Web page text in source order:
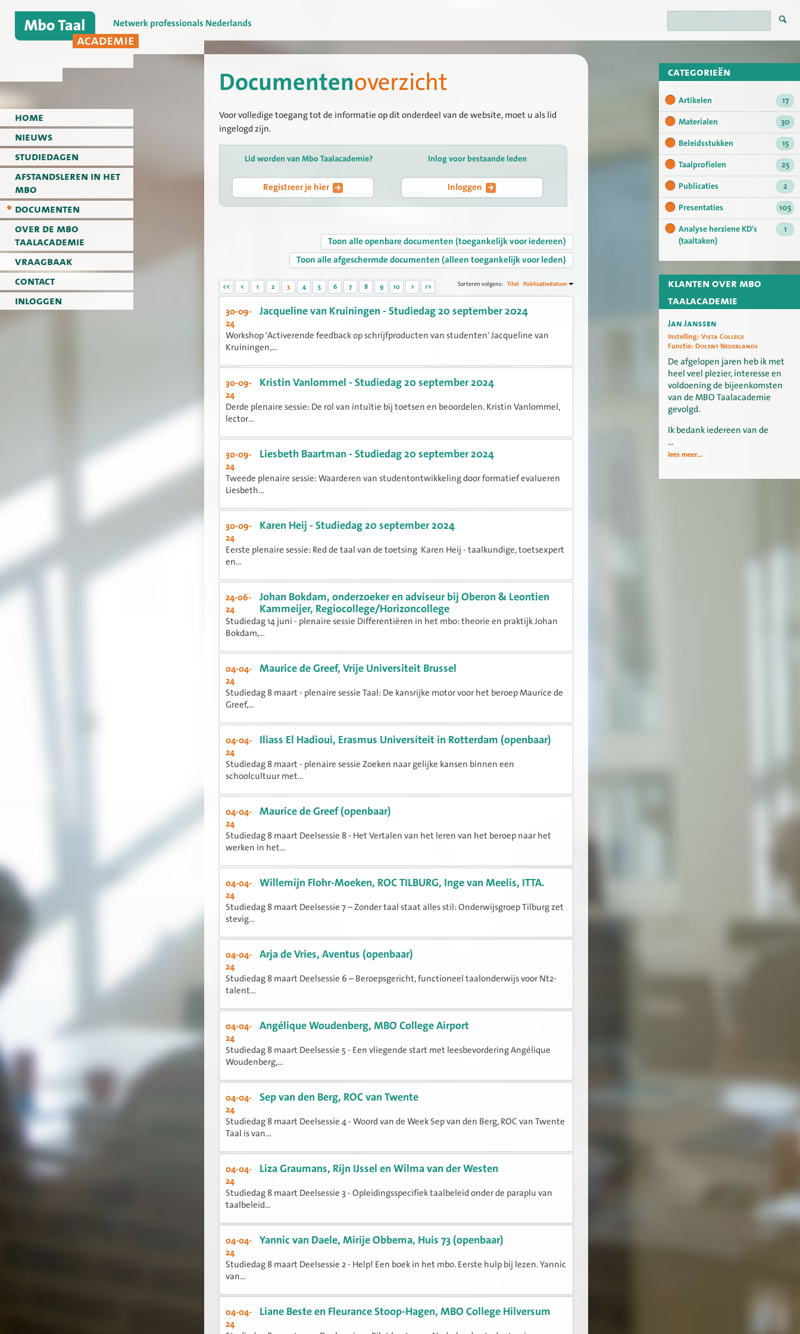
home
nieuws
studiedagen
afstandsleren in het
mbo
documenten
over de mbo
taalacademie
vraagbaak
contact
inloggen
categorieën
Artikelen
17
Materialen
30
Beleidsstukken
15
Taalprofielen
25
Publicaties
2
Presentaties
105
Analyse herziene KD's
(taaltaken)
1
klanten over mbo
taalacademie
Jan Janssen
Instelling: Vista College
Functie: Docent Nederlands
De afgelopen jaren heb ik met
heel veel plezier, interesse en
voldoening de bijeenkomsten
van de MBO Taalacademie
gevolgd.
Ik bedank iedereen van de
…
lees meer...
Documentenoverzicht
Voor volledige toegang tot de informatie op dit onderdeel van de website, moet u als lid
ingelogd zijn.
Lid worden van Mbo Taalacademie?
Registreer je hier
Inlog voor bestaande leden
Inloggen
Toon alle openbare documenten (toegankelijk voor iedereen)
Toon alle afgeschermde documenten (alleen toegankelijk voor leden)
<< < 1 2 3 4 5 6 7 8 9 10 > >> Sorteren volgens: Titel Publicatiedatum
30-09-
24
Jacqueline van Kruiningen - Studiedag 20 september 2024
Workshop 'Activerende feedback op schrijfproducten van studenten' Jacqueline van
Kruiningen,...
30-09-
24
Kristin Vanlommel - Studiedag 20 september 2024
Derde plenaire sessie: De rol van intuïtie bij toetsen en beoordelen. Kristin Vanlommel,
lector...
30-09-
24
Liesbeth Baartman - Studiedag 20 september 2024
Tweede plenaire sessie: Waarderen van studentontwikkeling door formatief evalueren
Liesbeth...
30-09-
24
Karen Heij - Studiedag 20 september 2024
Eerste plenaire sessie: Red de taal van de toetsing Karen Heij - taalkundige, toetsexpert
en...
24-06-
24
Johan Bokdam, onderzoeker en adviseur bij Oberon & Leontien
Kammeijer, Regiocollege/Horizoncollege
Studiedag 14 juni - plenaire sessie Differentiëren in het mbo: theorie en praktijk Johan
Bokdam,...
04-04-
24
Maurice de Greef, Vrije Universiteit Brussel
Studiedag 8 maart - plenaire sessie Taal: De kansrijke motor voor het beroep Maurice de
Greef,...
04-04-
24
Iliass El Hadioui, Erasmus Universiteit in Rotterdam (openbaar)
Studiedag 8 maart - plenaire sessie Zoeken naar gelijke kansen binnen een
schoolcultuur met...
04-04-
24
Maurice de Greef (openbaar)
Studiedag 8 maart Deelsessie 8 - Het Vertalen van het leren van het beroep naar het
werken in het...
04-04-
24
Willemijn Flohr-Moeken, ROC TILBURG, Inge van Meelis, ITTA.
Studiedag 8 maart Deelsessie 7 – Zonder taal staat alles stil: Onderwijsgroep Tilburg zet
stevig...
04-04-
24
Arja de Vries, Aventus (openbaar)
Studiedag 8 maart Deelsessie 6 – Beroepsgericht, functioneel taalonderwijs voor Nt2-
talent...
04-04-
24
Angélique Woudenberg, MBO College Airport
Studiedag 8 maart Deelsessie 5 - Een vliegende start met leesbevordering Angélique
Woudenberg,...
04-04-
24
Sep van den Berg, ROC van Twente
Studiedag 8 maart Deelsessie 4 - Woord van de Week Sep van den Berg, ROC van Twente
Taal is van...
04-04-
24
Liza Graumans, Rijn IJssel en Wilma van der Westen
Studiedag 8 maart Deelsessie 3 - Opleidingsspecifiek taalbeleid onder de paraplu van
taalbeleid...
04-04-
24
Yannic van Daele, Mirije Obbema, Huis 73 (openbaar)
Studiedag 8 maart Deelsessie 2 - Help! Een boek in het mbo. Eerste hulp bij lezen. Yannic
van...
04-04-
24
Liane Beste en Fleurance Stoop-Hagen, MBO College Hilversum